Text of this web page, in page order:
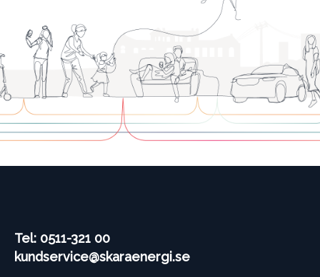
Tel: 0511-321 00
kundservice@skaraenergi.se